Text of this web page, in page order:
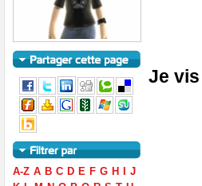
Je
A-Z A B C D E F G H
J